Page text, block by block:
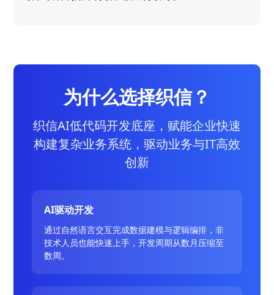
为什么选择织信？
织信AI低代码开发底座，赋能企业快速
构建复杂业务系统，驱动业务与IT高效
创新
AI驱动开发
通过自然语言交互完成数据建模与逻辑编排，非
技术人员也能快速上手，开发周期从数月压缩至
数周。